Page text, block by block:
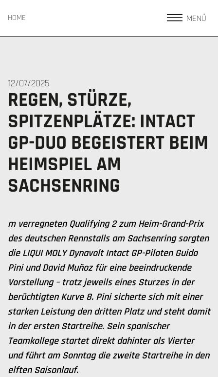
HOME MENÜ
12/07/2025
REGEN, STÜRZE,
SPITZENPLÄTZE: INTACT
GP-DUO BEGEISTERT BEIM
HEIMSPIEL AM
SACHSENRING
m verregneten Qualifying 2 zum Heim-Grand-Prix
des deutschen Rennstalls am Sachsenring sorgten
die LIQUI MOLY Dynavolt Intact GP-Piloten Guido
Pini und David Muñoz für eine beeindruckende
Vorstellung – trotz jeweils eines Sturzes in der
berüchtigten Kurve 8. Pini sicherte sich mit einer
starken Leistung den dritten Platz und steht damit
in der ersten Startreihe. Sein spanischer
Teamkollege startet direkt dahinter als Vierter
und führt am Sonntag die zweite Startreihe in den
elften Saisonlauf.